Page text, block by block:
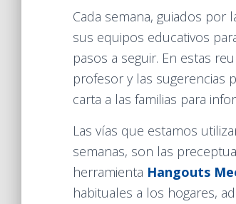
Cada semana, guiados por
sus equipos educativos
pasos a seguir. En estas
profesor y las sugerencias
carta a las familias para
Las vías que estamos
semanas, son las
herramienta Hangouts
habituales a los hogares,